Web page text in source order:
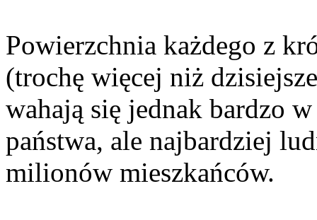
Powierzchnia każdego z
(trochę więcej niż
wahają się jednak bardzo
państwa, ale najbardziej
milionów mieszkańców.